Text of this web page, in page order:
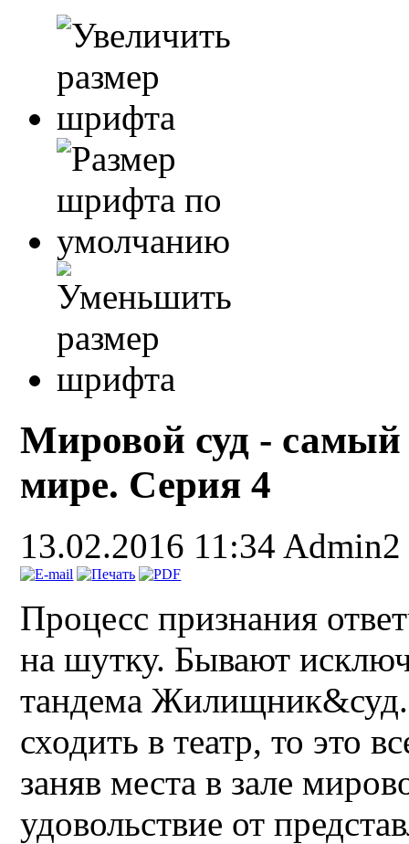
Мировой суд - самый
мире. Серия 4
13.02.2016 11:34 Admin2
Процесс признания
на шутку. Бывают
тандема
сходить в театр, то это
заняв места в зале
удовольствие от